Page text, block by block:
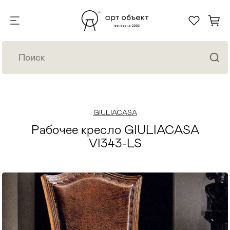
GIULIACASA
Рабочее кресло GIULIACASA
VI343-LS